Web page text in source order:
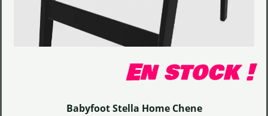
En stock !
Babyfoot Stella Home Chene